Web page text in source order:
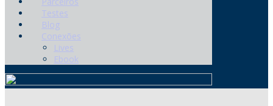
Testes
Blog
Conexões
Lives
Ebook